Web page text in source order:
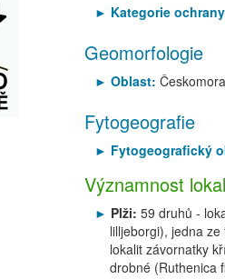
Kategorie
Geomorfologie
Oblast:
Fytogeografie
Fytogeografický
Významnost
Plži: 59 druhů -
lilljeborgi), jedna
lokalit závornatky
drobné (Ruthenica